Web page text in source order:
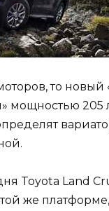
то
мощностью 205
Toyota Land
же